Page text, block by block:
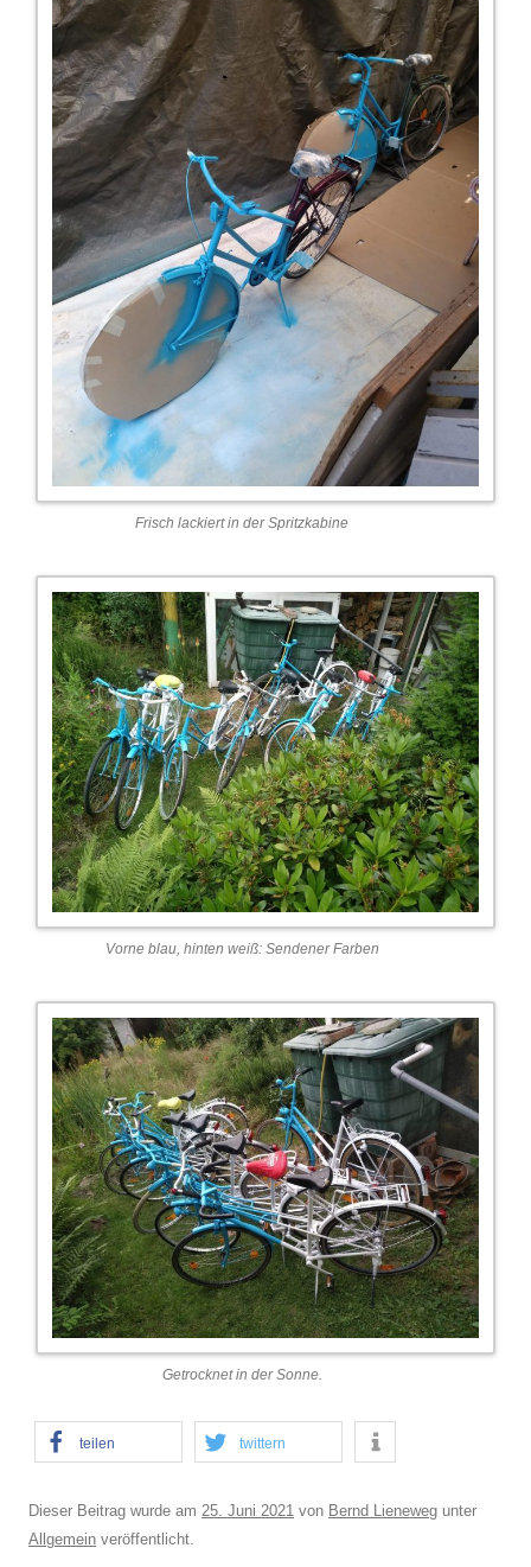
Frisch lackiert in der Spritzkabine
Vorne blau, hinten weiß: Sendener Farben
Getrocknet in der Sonne.
teilen twittern
Dieser Beitrag wurde am 25. Juni 2021 von Bernd Lieneweg unter
Allgemein veröffentlicht.